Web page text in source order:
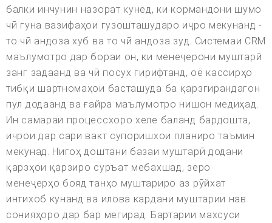
балки инчунин назорат кунед, ки кормандони шумо
чӣ гуна вазифаҳои гузошташударо иҷро мекунанд -
то чӣ андоза хуб ва то чӣ андоза зуд. Системаи CRM
маълумотро дар бораи он, ки менеҷерони муштарӣ
занг задаанд ва чӣ посух гирифтанд, оё кассирҳо
тибқи шартномаҳои басташуда ба қарзгирандагон
пул додаанд ва ғайра маълумотро нишон медиҳад.
Ин самараи процессхоро хеле баланд бардошта,
ичрои дар сари вакт супоришхои планиро таъмин
мекунад. Нигоҳ доштани базаи муштарӣ додани
қарзҳои қарзиро суръат мебахшад, зеро
менеҷерҳо бояд танҳо муштариро аз рӯйхат
интихоб кунанд ва илова кардани муштарии нав
сонияҳоро дар бар мегирад. Бартарии махсуси